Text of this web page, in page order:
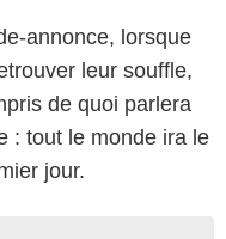
annonce, lorsque
leur souffle,
de quoi parlera
: tout le monde ira le
jour.